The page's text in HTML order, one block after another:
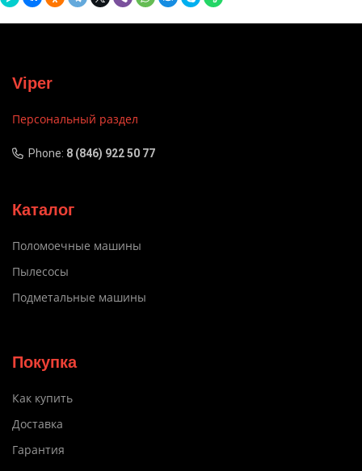
Viper
Персональный раздел
Phone: 8 (846) 922 50 77
Каталог
Поломоечные машины
Пылесосы
Подметальные машины
Покупка
Как купить
Доставка
Гарантия